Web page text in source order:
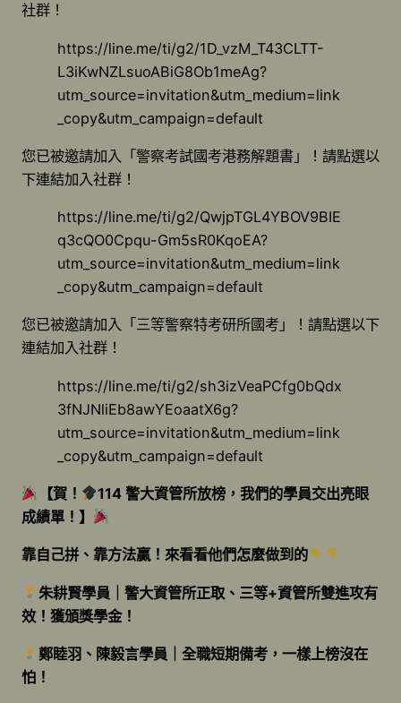
社群！
https://line.me/ti/g2/1D_vzM_T43CLTT-
L3iKwNZLsuoABiG8Ob1meAg?
utm_source=invitation&utm_medium=link
_copy&utm_campaign=default
您已被邀請加入「警察考試國考港務解題書」！請點選以
下連結加入社群！
https://line.me/ti/g2/QwjpTGL4YBOV9BIE
q3cQO0Cpqu-Gm5sR0KqoEA?
utm_source=invitation&utm_medium=link
_copy&utm_campaign=default
您已被邀請加入「三等警察特考研所國考」！請點選以下
連結加入社群！
https://line.me/ti/g2/sh3izVeaPCfg0bQdx
3fNJNliEb8awYEoaatX6g?
utm_source=invitation&utm_medium=link
_copy&utm_campaign=default
【賀！
114 警大資管所放榜，我們的學員交出亮眼
成績單！】
靠自己拼、靠方法贏！來看看他們怎麼做到的
朱耕賢學員｜警大資管所正取、三等+資管所雙進攻有
效！獲頒獎學金！
鄭睦羽、陳毅言學員｜全職短期備考，一樣上榜沒在
怕！